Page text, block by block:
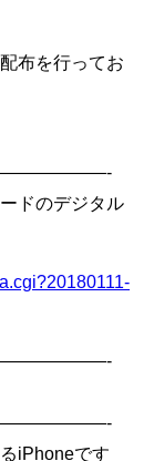
布を行ってお
ドのデジタル
iPhoneです